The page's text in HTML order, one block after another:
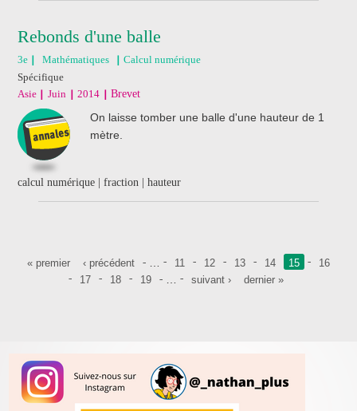
Rebonds d'une balle
3e Mathématiques
Calcul numérique
Spécifique
Asie
Juin 2014 Brevet
On laisse tomber une balle d'une hauteur de 1
mètre.
calcul numérique | fraction | hauteur
Pages
« premier ‹ précédent 11 12 13 14 15
16
17
18 19 suivant › dernier »